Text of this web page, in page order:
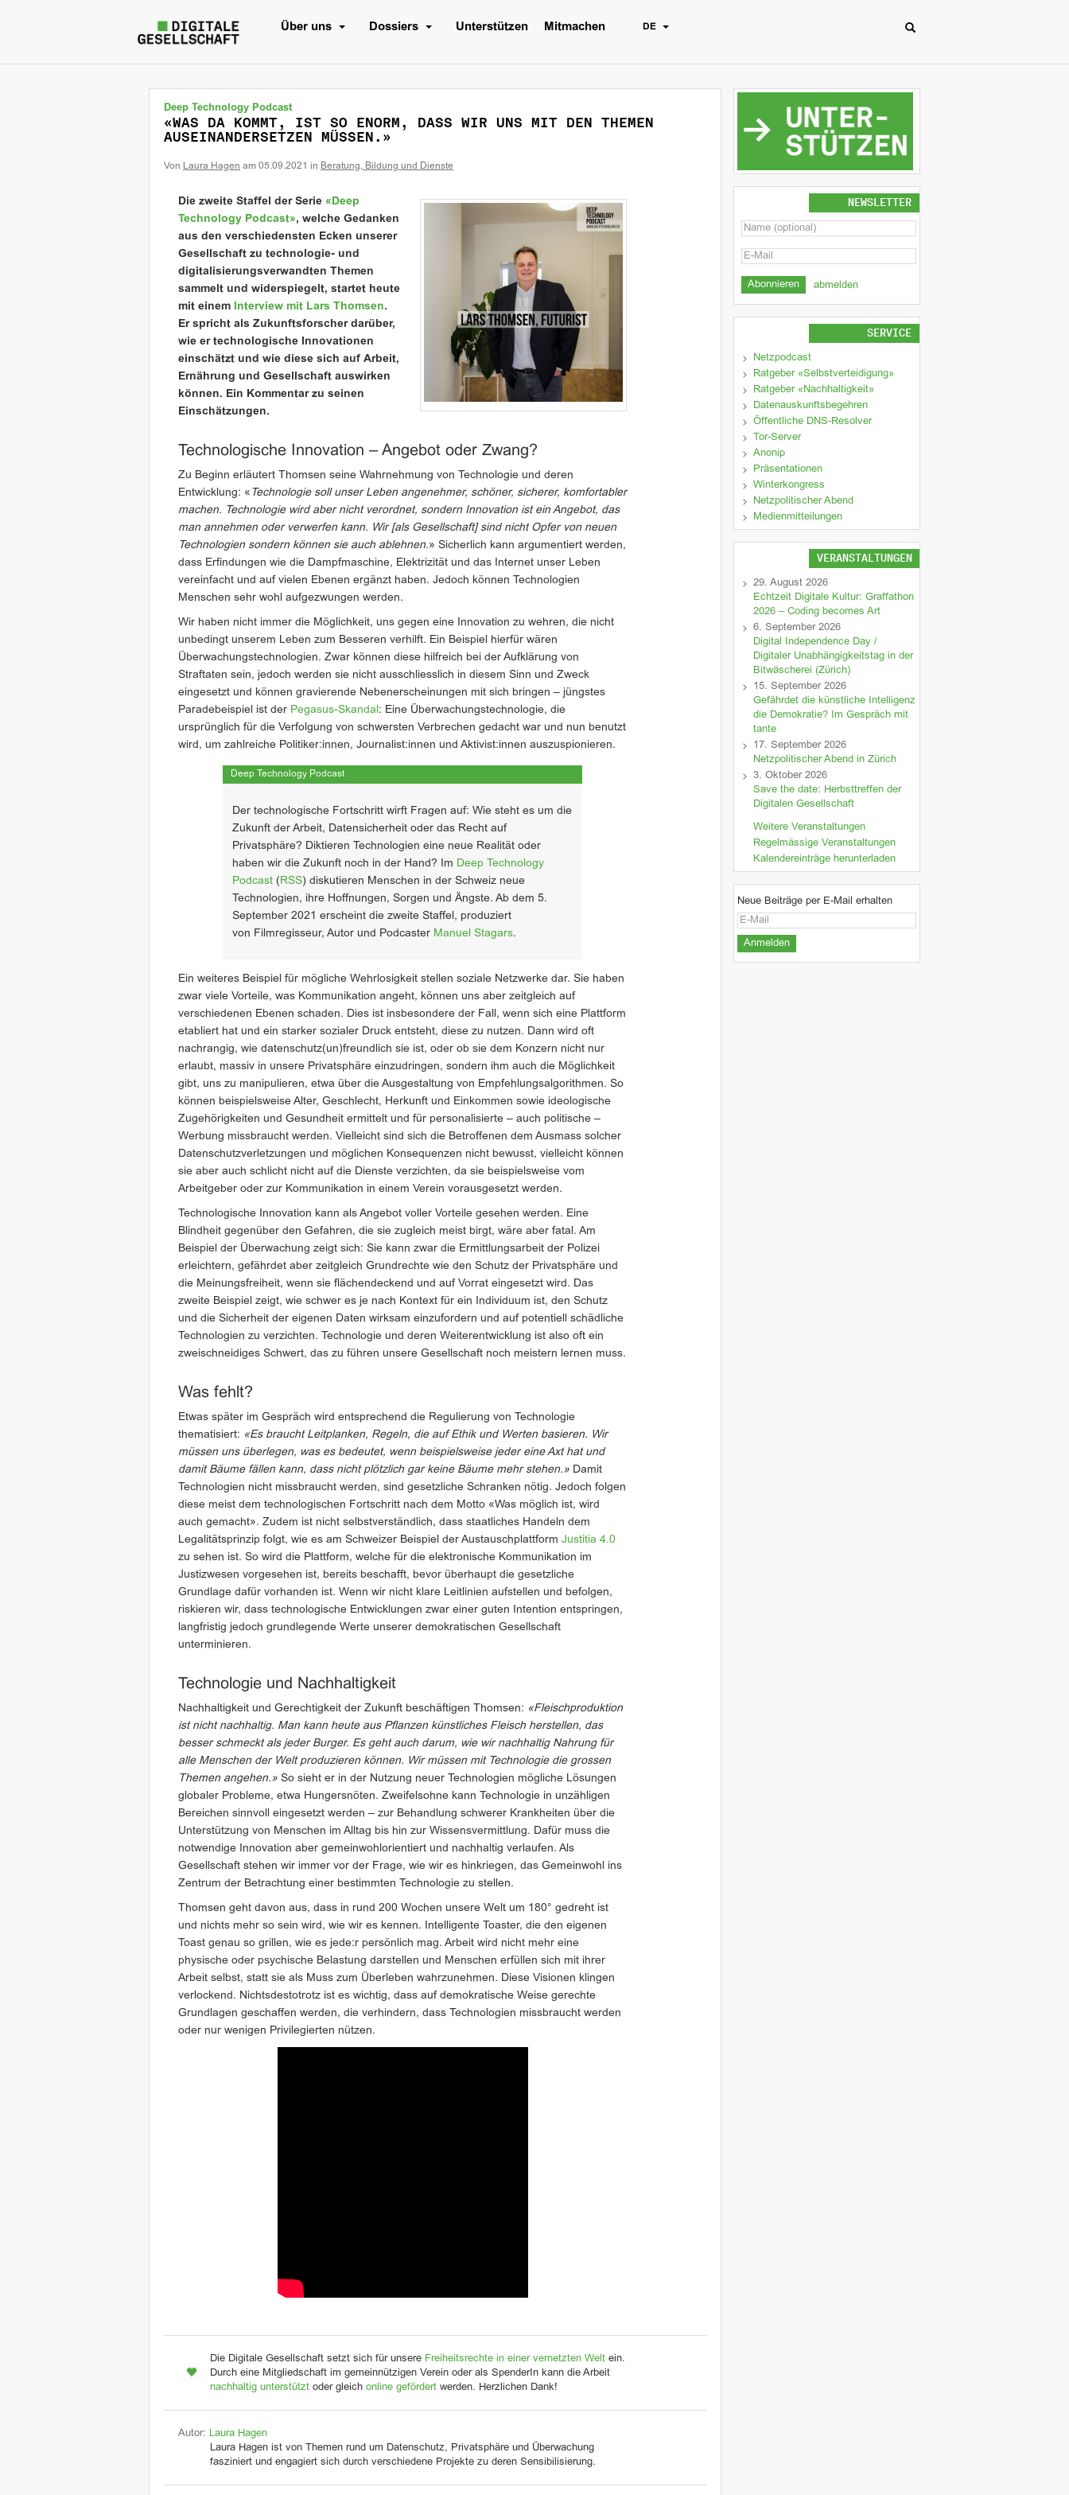
Über uns Dossiers Unterstützen Mitmachen DE
Deep Technology Podcast
«WAS DA KOMMT, IST SO ENORM, DASS WIR UNS MIT DEN THEMEN
AUSEINANDERSETZEN MÜSSEN.»
Von Laura Hagen am 05.09.2021 in Beratung, Bildung und Dienste
Die zweite Staffel der Serie «Deep
Technology Podcast», welche Gedanken
aus den verschiedensten Ecken unserer
Gesellschaft zu technologie- und
digitalisierungsverwandten Themen
sammelt und widerspiegelt, startet heute
mit einem
Interview mit Lars Thomsen.
Er spricht als Zukunftsforscher darüber,
wie er technologische Innovationen
einschätzt und wie diese sich auf Arbeit,
Ernährung und Gesellschaft auswirken
können. Ein Kommentar zu seinen
Einschätzungen.
Technologische Innovation – Angebot oder Zwang?
Zu Beginn erläutert Thomsen seine Wahrnehmung von Technologie und deren
Entwicklung: « Technologie soll unser Leben angenehmer, schöner, sicherer, komfortabler
machen. Technologie wird aber nicht verordnet, sondern Innovation ist ein Angebot, das
man annehmen oder verwerfen kann. Wir [als Gesellschaft] sind nicht Opfer von neuen
Technologien sondern können sie auch ablehnen.» Sicherlich kann argumentiert werden,
dass Erfindungen wie die Dampfmaschine, Elektrizität und das Internet unser Leben
vereinfacht und auf vielen Ebenen ergänzt haben. Jedoch können Technologien
Menschen sehr wohl aufgezwungen werden.
Wir haben nicht immer die Möglichkeit, uns gegen eine Innovation zu wehren, die nicht
unbedingt unserem Leben zum Besseren verhilft. Ein Beispiel hierfür wären
Überwachungstechnologien. Zwar können diese hilfreich bei der Aufklärung von
Straftaten sein, jedoch werden sie nicht ausschliesslich in diesem Sinn und Zweck
eingesetzt und können gravierende Nebenerscheinungen mit sich bringen – jüngstes
Paradebeispiel ist der Pegasus-Skandal : Eine Überwachungstechnologie, die
ursprünglich für die Verfolgung von schwersten Verbrechen gedacht war und nun benutzt
wird, um zahlreiche Politiker:innen, Journalist:innen und Aktivist:innen auszuspionieren.
Deep Technology Podcast
Der technologische Fortschritt wirft Fragen auf: Wie steht es um die
Zukunft der Arbeit, Datensicherheit oder das Recht auf
Privatsphäre? Diktieren Technologien eine neue Realität oder
haben wir die Zukunft noch in der Hand? Im Deep Technology
Podcast (RSS) diskutieren Menschen in der Schweiz neue
Technologien, ihre Hoffnungen, Sorgen und Ängste. Ab dem 5.
September 2021 erscheint die zweite Staffel, produziert
von Filmregisseur, Autor und Podcaster Manuel Stagars.
Ein weiteres Beispiel für mögliche Wehrlosigkeit stellen soziale Netzwerke dar. Sie haben
zwar viele Vorteile, was Kommunikation angeht, können uns aber zeitgleich auf
verschiedenen Ebenen schaden. Dies ist insbesondere der Fall, wenn sich eine Plattform
etabliert hat und ein starker sozialer Druck entsteht, diese zu nutzen. Dann wird oft
nachrangig, wie datenschutz(un)freundlich sie ist, oder ob sie dem Konzern nicht nur
erlaubt, massiv in unsere Privatsphäre einzudringen, sondern ihm auch die Möglichkeit
gibt, uns zu manipulieren, etwa über die Ausgestaltung von Empfehlungsalgorithmen. So
können beispielsweise Alter, Geschlecht, Herkunft und Einkommen sowie ideologische
Zugehörigkeiten und Gesundheit ermittelt und für personalisierte – auch politische –
Werbung missbraucht werden. Vielleicht sind sich die Betroffenen dem Ausmass solcher
Datenschutzverletzungen und möglichen Konsequenzen nicht bewusst, vielleicht können
sie aber auch schlicht nicht auf die Dienste verzichten, da sie beispielsweise vom
Arbeitgeber oder zur Kommunikation in einem Verein vorausgesetzt werden.
Technologische Innovation kann als Angebot voller Vorteile gesehen werden. Eine
Blindheit gegenüber den Gefahren, die sie zugleich meist birgt, wäre aber fatal. Am
Beispiel der Überwachung zeigt sich: Sie kann zwar die Ermittlungsarbeit der Polizei
erleichtern, gefährdet aber zeitgleich Grundrechte wie den Schutz der Privatsphäre und
die Meinungsfreiheit, wenn sie flächendeckend und auf Vorrat eingesetzt wird. Das
zweite Beispiel zeigt, wie schwer es je nach Kontext für ein Individuum ist, den Schutz
und die Sicherheit der eigenen Daten wirksam einzufordern und auf potentiell schädliche
Technologien zu verzichten. Technologie und deren Weiterentwicklung ist also oft ein
zweischneidiges Schwert, das zu führen unsere Gesellschaft noch meistern lernen muss.
Was fehlt?
Etwas später im Gespräch wird entsprechend die Regulierung von Technologie
thematisiert: «Es braucht Leitplanken, Regeln, die auf Ethik und Werten basieren. Wir
müssen uns überlegen, was es bedeutet, wenn beispielsweise jeder eine Axt hat und
damit Bäume fällen kann, dass nicht plötzlich gar keine Bäume mehr stehen.» Damit
Technologien nicht missbraucht werden, sind gesetzliche Schranken nötig. Jedoch folgen
diese meist dem technologischen Fortschritt nach dem Motto «Was möglich ist, wird
auch gemacht». Zudem ist nicht selbstverständlich, dass staatliches Handeln dem
Legalitätsprinzip folgt, wie es am Schweizer Beispiel der Austauschplattform Justitia 4.0
zu sehen ist. So wird die Plattform, welche für die elektronische Kommunikation im
Justizwesen vorgesehen ist, bereits beschafft, bevor überhaupt die gesetzliche
Grundlage dafür vorhanden ist. Wenn wir nicht klare Leitlinien aufstellen und befolgen,
riskieren wir, dass technologische Entwicklungen zwar einer guten Intention entspringen,
langfristig jedoch grundlegende Werte unserer demokratischen Gesellschaft
unterminieren.
Technologie und Nachhaltigkeit
Nachhaltigkeit und Gerechtigkeit der Zukunft beschäftigen Thomsen: «Fleischproduktion
ist nicht nachhaltig. Man kann heute aus Pflanzen künstliches Fleisch herstellen, das
besser schmeckt als jeder Burger. Es geht auch darum, wie wir nachhaltig Nahrung für
alle Menschen der Welt produzieren können. Wir müssen mit Technologie die grossen
Themen angehen.» So sieht er in der Nutzung neuer Technologien mögliche Lösungen
globaler Probleme, etwa Hungersnöten. Zweifelsohne kann Technologie in unzähligen
Bereichen sinnvoll eingesetzt werden – zur Behandlung schwerer Krankheiten über die
Unterstützung von Menschen im Alltag bis hin zur Wissensvermittlung. Dafür muss die
notwendige Innovation aber gemeinwohlorientiert und nachhaltig verlaufen. Als
Gesellschaft stehen wir immer vor der Frage, wie wir es hinkriegen, das Gemeinwohl ins
Zentrum der Betrachtung einer bestimmten Technologie zu stellen.
Thomsen geht davon aus, dass in rund 200 Wochen unsere Welt um 180° gedreht ist
und nichts mehr so sein wird, wie wir es kennen. Intelligente Toaster, die den eigenen
Toast genau so grillen, wie es jede:r persönlich mag. Arbeit wird nicht mehr eine
physische oder psychische Belastung darstellen und Menschen erfüllen sich mit ihrer
Arbeit selbst, statt sie als Muss zum Überleben wahrzunehmen. Diese Visionen klingen
verlockend. Nichtsdestotrotz ist es wichtig, dass auf demokratische Weise gerechte
Grundlagen geschaffen werden, die verhindern, dass Technologien missbraucht werden
oder nur wenigen Privilegierten nützen.
Die Digitale Gesellschaft setzt sich für unsere Freiheitsrechte in einer vernetzten Welt ein.
Durch eine Mitgliedschaft im gemeinnützigen Verein oder als SpenderIn kann die Arbeit
nachhaltig unterstützt oder gleich online gefördert werden. Herzlichen Dank!
Autor: Laura Hagen
Laura Hagen ist von Themen rund um Datenschutz, Privatsphäre und Überwachung
fasziniert und engagiert sich durch verschiedene Projekte zu deren Sensibilisierung.
NEWSLETTER
abmelden
SERVICE
Netzpodcast
Ratgeber «Selbstverteidigung»
Ratgeber «Nachhaltigkeit»
Datenauskunftsbegehren
Öffentliche DNS-Resolver
Tor-Server
Anonip
Präsentationen
Winterkongress
Netzpolitischer Abend
Medienmitteilungen
VERANSTALTUNGEN
29. August 2026
Echtzeit Digitale Kultur: Graffathon
2026 – Coding becomes Art
6. September 2026
Digital Independence Day /
Digitaler Unabhängigkeitstag in der
Bitwäscherei (Zürich)
15. September 2026
Gefährdet die künstliche Intelligenz
die Demokratie? Im Gespräch mit
tante
17. September 2026
Netzpolitischer Abend in Zürich
3. Oktober 2026
Save the date: Herbsttreffen der
Digitalen Gesellschaft
Weitere Veranstaltungen
Regelmässige Veranstaltungen
Kalendereinträge herunterladen
Neue Beiträge per E-Mail erhalten